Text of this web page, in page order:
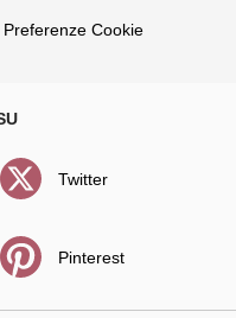
Preferenze Cookie
Twitter
Pinterest